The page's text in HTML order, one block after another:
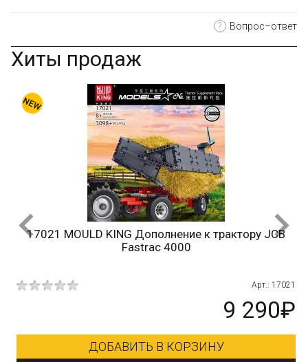
? Вопрос–ответ
Хиты продаж
17021 MOULD KING Дополнение к трактору JCB
Fastrac 4000
Арт.: 17021
9 290₽
ДОБАВИТЬ В КОРЗИНУ